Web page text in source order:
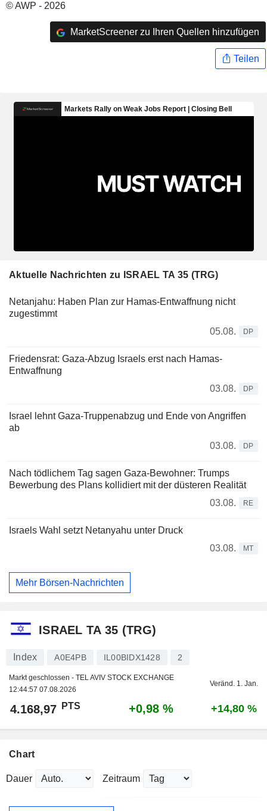
© AWP - 2026
MarketScreener zu Ihren Quellen hinzufügen
Teilen
Aktuelle Nachrichten zu ISRAEL TA 35 (TRG)
Netanjahu: Haben Plan zur Hamas-Entwaffnung nicht
zugestimmt
05.08.
DP
Friedensrat: Gaza-Abzug Israels erst nach Hamas-
Entwaffnung
03.08.
DP
Israel lehnt Gaza-Truppenabzug und Ende von Angriffen
ab
03.08.
DP
Nach tödlichem Tag sagen Gaza-Bewohner: Trumps
Bewerbung des Plans kollidiert mit der düsteren Realität
03.08.
RE
Israels Wahl setzt Netanyahu unter Druck
03.08.
MT
Mehr Börsen-Nachrichten
ISRAEL TA 35 (TRG)
Index A0E4PB IL00BIDX1428 2
Markt geschlossen - TEL AVIV STOCK EXCHANGE
12:44:57 07.08.2026
Veränd. 1. Jan.
4.168,97 PTS +0,98 % +14,80 %
Chart
Dauer Zeitraum